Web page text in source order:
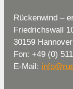
Rückenwind –
Friedrichswall
30159 Hannover
Fon: +49 (0)
E-Mail: